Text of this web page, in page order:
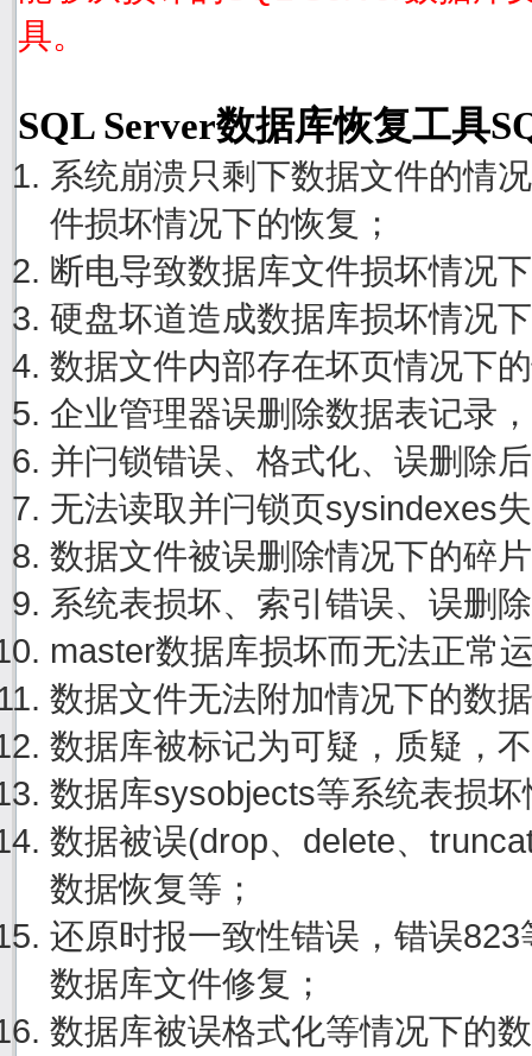
具。
SQL Server数据库恢复工具
系统崩溃只剩下数据文件的情
件损坏情况下的恢复；
断电导致数据库文件损坏情况
硬盘坏道造成数据库损坏情况
数据文件内部存在坏页情况下
企业管理器误删除数据表记录
并闩锁错误、格式化、误删除
无法读取并闩锁页sysindexes
数据文件被误删除情况下的碎
系统表损坏、索引错误、误删
master数据库损坏而无法正常
数据文件无法附加情况下的数
数据库被标记为可疑，质疑，
数据库sysobjects等系统表损
数据被误(drop、delete、
数据恢复等；
还原时报一致性错误，错误
数据库文件修复；
数据库被误格式化等情况下的